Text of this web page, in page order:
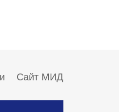
Сайт МИД